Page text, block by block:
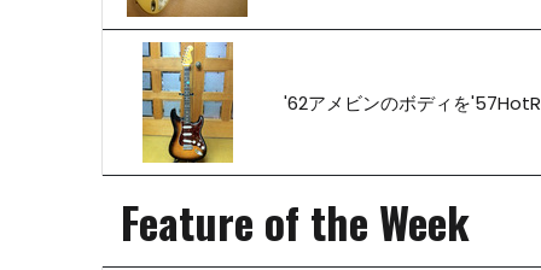
'62アメビンのボディを
Feature of the Week